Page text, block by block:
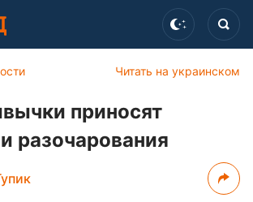
Читать на украинском
приносят
разочарования